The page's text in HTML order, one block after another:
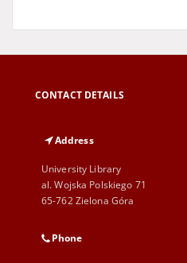
CONTACT DETAILS
Address
University Library
al. Wojska Polskiego 71
65-762 Zielona Góra
Phone